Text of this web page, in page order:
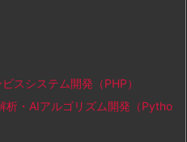
スシステム開発（PHP）
析・AIアルゴリズム開発（Pytho